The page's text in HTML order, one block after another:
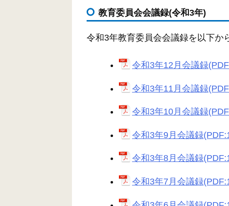
c
e
o
k
ail ss
e
g
er
e
教育委員会会議録(令和3年)
令和3年教育委員会会議録を以下か
令和3年12月会議録
令和3年11月会議録
令和3年10月会議録
令和3年9月会議録
令和3年8月会議録
令和3年7月会議録